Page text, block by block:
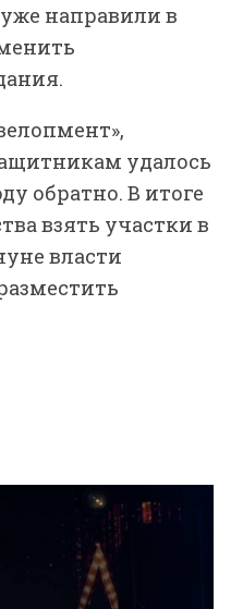
направили в
удалось
обратно. В итоге
взять участки в
власти